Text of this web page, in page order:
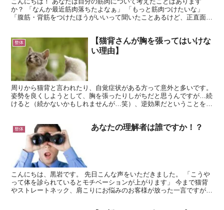
か？ 「なんか最近筋肉落ちたよなぁ」 「もっと筋肉つけたいな」
「腹筋・背筋をつけたほうがいいって聞いたことあるけど、正直面倒
整体
【猫背さんが胸を張ってはいけな
い理由】
周りから猫背と言われたり、自覚症状がある方って意外と多いです。
姿勢を良くしようとして、胸を張ったりしがちだと思うんですが…続
けると（続かないかもしれませんが…笑）、逆効果だということをお
整体 あなたの理解者は誰ですか！？
こんにちは、黒岩です。 先日こんな声をいただきました。 「こうや
って体を診られているとモチベーションが上がります」 今まで猫背
やストレートネック、肩こりにお悩みのお客様が放った一言ですが、